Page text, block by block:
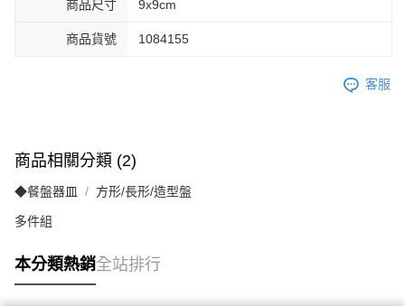
商品尺寸 9x9cm
商品貨號 1084155
客服
商品相關分類 (2)
◆餐盤器皿 方形/長形/造型盤
多件組
本分類熱銷全站排行